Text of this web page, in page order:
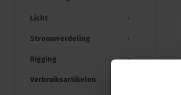
Licht
Stroomverdeling
Rigging
Verbruiksartikelen